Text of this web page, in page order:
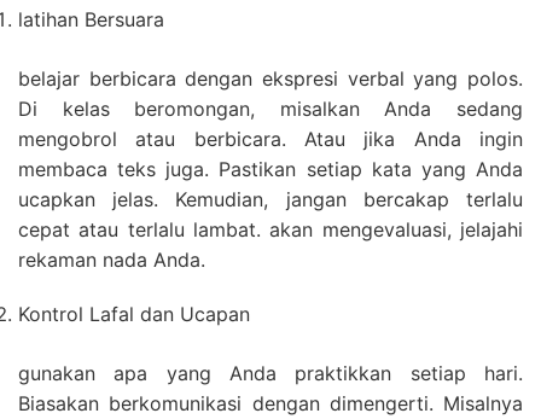
latihan Bersuara
belajar berbicara dengan ekspresi verbal yang polos.
Di kelas beromongan, misalkan Anda sedang
mengobrol atau berbicara. Atau jika Anda ingin
membaca teks juga. Pastikan setiap kata yang Anda
ucapkan jelas. Kemudian, jangan bercakap terlalu
cepat atau terlalu lambat. akan mengevaluasi, jelajahi
rekaman nada Anda.
Kontrol Lafal dan Ucapan
gunakan apa yang Anda praktikkan setiap hari.
Biasakan berkomunikasi dengan dimengerti. Misalnya